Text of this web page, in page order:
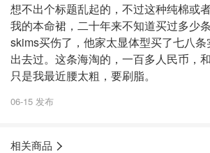
想不出个标题乱起的，不过这种纯棉或
我的本命裙，二十年来不知道买过多少
skims买伤了，他家太显体型买了七八
出去过。这条海淘的，一百多人民币，
只是我最近腰太粗，要刷脂。
06-15 发布
相关商品